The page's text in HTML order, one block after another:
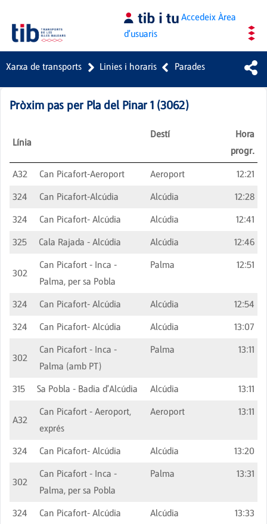
AccedeixÀrea
d'usuaris
Xarxa de transports Linies i horaris Parades
Pròxim pas per Pla del Pinar 1 (3062)
Línia
Destí
Hora
progr.
A32 Can Picafort-Aeroport Aeroport
12:21
324
Can Picafort-Alcúdia Alcúdia
12:28
324
Can Picafort- Alcúdia Alcúdia
12:41
325
Cala Rajada - Alcúdia Alcúdia 12:46
302
Can Picafort - Inca -
Palma, per sa Pobla
Palma 12:51
324 Can Picafort- Alcúdia Alcúdia
12:54
324
Can Picafort- Alcúdia Alcúdia 13:07
302
Can Picafort - Inca -
Palma (amb PT)
Palma 13:11
315 Sa Pobla - Badia d'Alcúdia Alcúdia 13:11
A32
Can Picafort - Aeroport,
exprés
Aeroport 13:11
324 Can Picafort- Alcúdia Alcúdia 13:20
302
Can Picafort - Inca -
Palma, per sa Pobla
Palma 13:31
324 Can Picafort- Alcúdia Alcúdia
13:33